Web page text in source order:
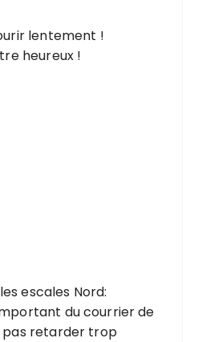
lentement !
heureux !
escales Nord:
du courrier de
pas retarder trop